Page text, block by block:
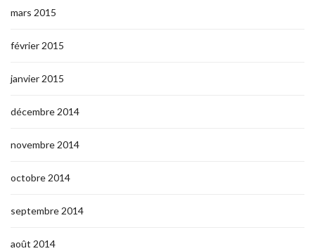
mars 2015
février 2015
janvier 2015
décembre 2014
novembre 2014
octobre 2014
septembre 2014
août 2014